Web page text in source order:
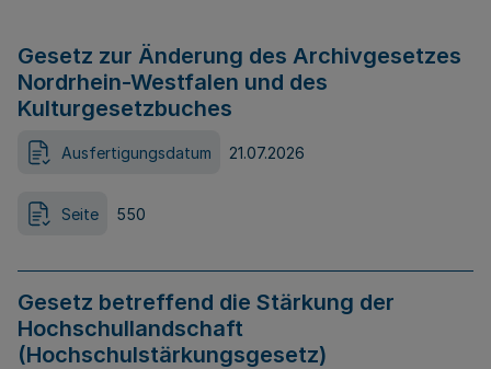
Gesetz zur Änderung des Archivgesetzes
Nordrhein-Westfalen und des
Kulturgesetzbuches
Ausfertigungsdatum 21.07.2026
Seite 550
Gesetz betreffend die Stärkung der
Hochschullandschaft
(Hochschulstärkungsgesetz)